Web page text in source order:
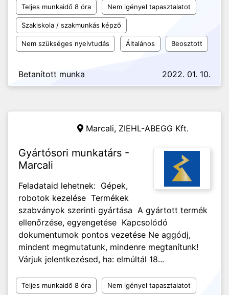
Teljes munkaidő 8 óra Nem igényel tapasztalatot
Szakiskola / szakmunkás képző
Nem szükséges nyelvtudás Általános Beosztott
Betanított munka 2022. 01. 10.
Marcali, ZIEHL-ABEGG Kft.
Gyártósori munkatárs -
Marcali
Feladataid lehetnek: Gépek,
robotok kezelése Termékek
szabványok szerinti gyártása A gyártott termék
ellenőrzése, egyengetése Kapcsolódó
dokumentumok pontos vezetése Ne aggódj,
mindent megmutatunk, mindenre megtanítunk!
Várjuk jelentkezésed, ha: elmúltál 18...
Teljes munkaidő 8 óra Nem igényel tapasztalatot